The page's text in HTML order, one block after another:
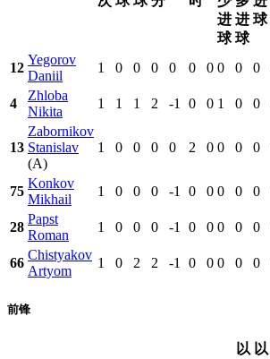
进
球
进
球
球
12
Yegorov
Daniil
1 0 0 0 0 0 0 0 0 0
4
Zhloba
Nikita
1 1 1 2 -1 0 0 1 0 0
13
Zabornikov
Stanislav
(A)
1 0 0 0 0 2 0 0 0 0
75
Konkov
Mikhail
1 0 0 0 -1 0 0 0 0 0
28
Papst
Roman
1 0 0 0 -1 0 0 0 0 0
66
Chistyakov
Artyom
1 0 2 2 -1 0 0 0 0 0
前锋
以 以